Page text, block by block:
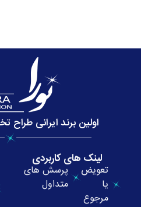
اولین برند ایرانی
لینک های کاربردی
تعویض
یا
مرجوع
پرسش های
متداول